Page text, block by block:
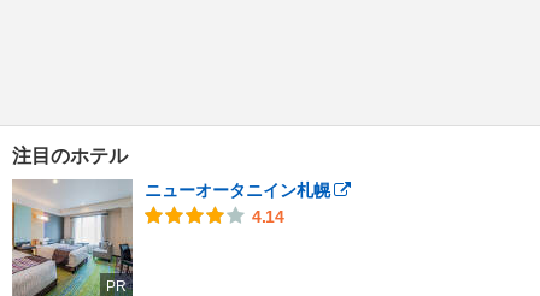
注目のホテル
PR
ニューオータニイン札幌
4.14